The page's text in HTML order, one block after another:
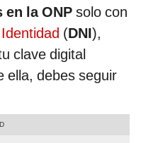
en la ONP solo con
(DNI),
clave digital
ella, debes seguir